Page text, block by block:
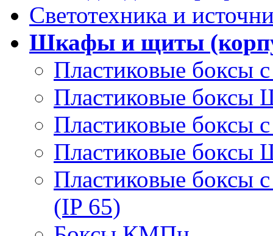
Светотехника и
Шкафы и щиты
Пластиковые боксы
Пластиковые
Пластиковые боксы
Пластиковые
Пластиковые
(IP 65)